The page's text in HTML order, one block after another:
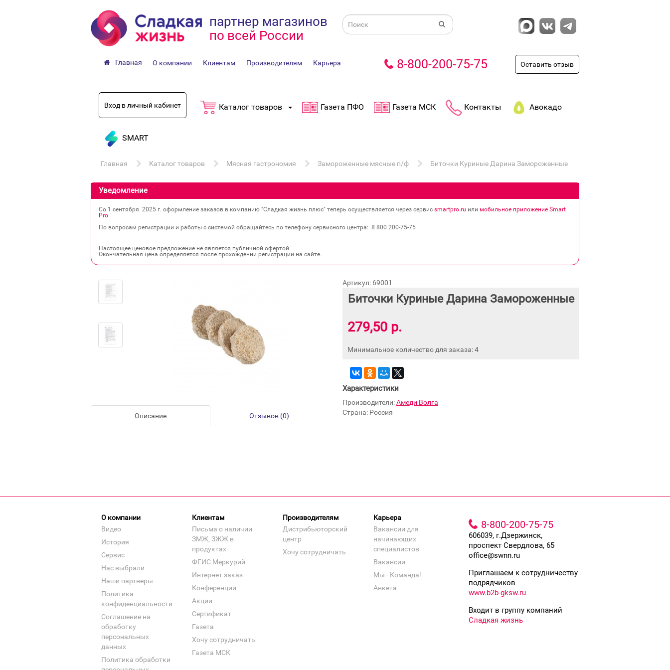
партнер магазинов
по всей России
Главная О компании Клиентам Производителям Карьера 8-800-200-75-75 Оставить отзыв
Вход в личный кабинет Каталог товаров Газета ПФО Газета МСК Контакты Авокадо
SMART
Главная Каталог товаров Мясная гастрономия Замороженные мясные п/ф Биточки Куриные Дарина Замороженные
Уведомление
Со 1 сентября 2025 г. оформление заказов в компанию "Сладкая жизнь плюс" теперь осуществляется через сервис smartpro.ru или мобильное приложение Smart
Pro.
По вопросам регистрации и работы с системой обращайтесь по телефону сервисного центра: 8 800 200‐75‐75
Настоящее ценовое предложение не является публичной офертой.
Окончательная цена определяется после прохождении регистрации на сайте.
Описание Отзывов (0)
Артикул: 69001
Биточки Куриные Дарина Замороженные
279,50 р.
Минимальное количество для заказа: 4
Характеристики
Производители:Амеди Волга
Страна: Россия
О компании
Видео
История
Сервис
Нас выбрали
Наши партнеры
Политика
конфиденциальности
Соглашение на
обработку
персональных
данных
Политика обработки
Клиентам
Письма о наличии
ЗМЖ, ЗЖЖ в
продуктах
ФГИС Меркурий
Интернет заказ
Конференции
Акции
Сертификат
Газета
Хочу сотрудничать
Газета МСК
Производителям
Дистрибьюторский
центр
Хочу сотрудничать
Карьера
Вакансии для
начинающих
специалистов
Вакансии
Мы - Команда!
Анкета
8-800-200-75-75
606039, г.Дзержинск,
проспект Свердлова, 65
office@swnn.ru
Приглашаем к сотрудничеству
подрядчиков
www.b2b-gksw.ru
Входит в группу компаний
Сладкая жизнь